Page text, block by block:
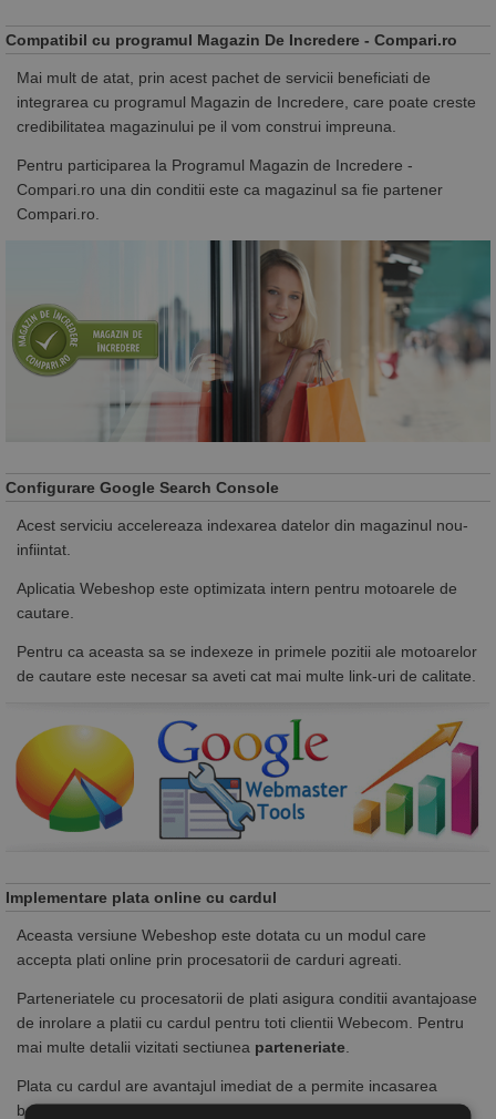
Compatibil cu programul Magazin De Incredere - Compari.ro
Mai mult de atat, prin acest pachet de servicii beneficiati de
integrarea cu programul Magazin de Incredere, care poate creste
credibilitatea magazinului pe il vom construi impreuna.
Pentru participarea la Programul Magazin de Incredere -
Compari.ro una din conditii este ca magazinul sa fie partener
Compari.ro.
Configurare Google Search Console
Acest serviciu accelereaza indexarea datelor din magazinul nou-
infiintat.
Aplicatia Webeshop este optimizata intern pentru motoarele de
cautare.
Pentru ca aceasta sa se indexeze in primele pozitii ale motoarelor
de cautare este necesar sa aveti cat mai multe link-uri de calitate.
Implementare plata online cu cardul
Aceasta versiune Webeshop este dotata cu un modul care
accepta plati online prin procesatorii de carduri agreati.
Parteneriatele cu procesatorii de plati asigura conditii avantajoase
de inrolare a platii cu cardul pentru toti clientii Webecom. Pentru
mai multe detalii vizitati sectiunea parteneriate
Plata cu cardul are avantajul imediat de a permite incasarea
banilor in avans sau din afara tarii.